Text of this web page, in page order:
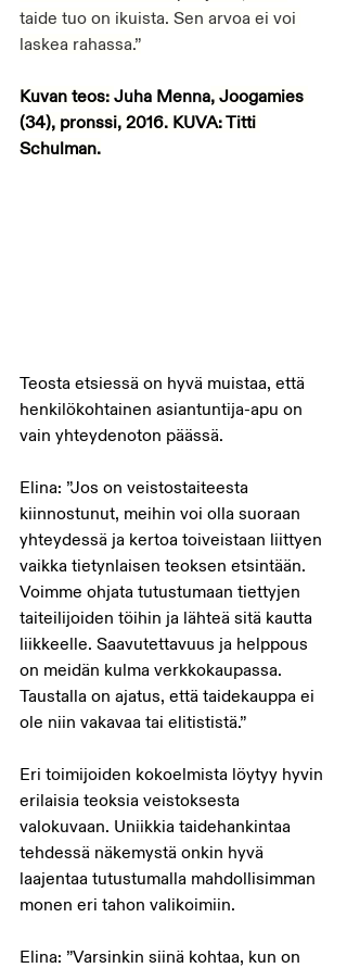
taide tuo on ikuista. Sen arvoa ei voi
laskea rahassa.”
Kuvan teos: Juha Menna, Joogamies
(34), pronssi, 2016. KUVA: Titti
Schulman.
Teosta etsiessä on hyvä muistaa, että
henkilökohtainen asiantuntija-apu on
vain yhteydenoton päässä.
Elina: ”Jos on veistostaiteesta
kiinnostunut, meihin voi olla suoraan
yhteydessä ja kertoa toiveistaan liittyen
vaikka tietynlaisen teoksen etsintään.
Voimme ohjata tutustumaan tiettyjen
taiteilijoiden töihin ja lähteä sitä kautta
liikkeelle. Saavutettavuus ja helppous
on meidän kulma verkkokaupassa.
Taustalla on ajatus, että taidekauppa ei
ole niin vakavaa tai elitististä.”
Eri toimijoiden kokoelmista löytyy hyvin
erilaisia teoksia veistoksesta
valokuvaan. Uniikkia taidehankintaa
tehdessä näkemystä onkin hyvä
laajentaa tutustumalla mahdollisimman
monen eri tahon valikoimiin.
Elina: ”Varsinkin siinä kohtaa, kun on